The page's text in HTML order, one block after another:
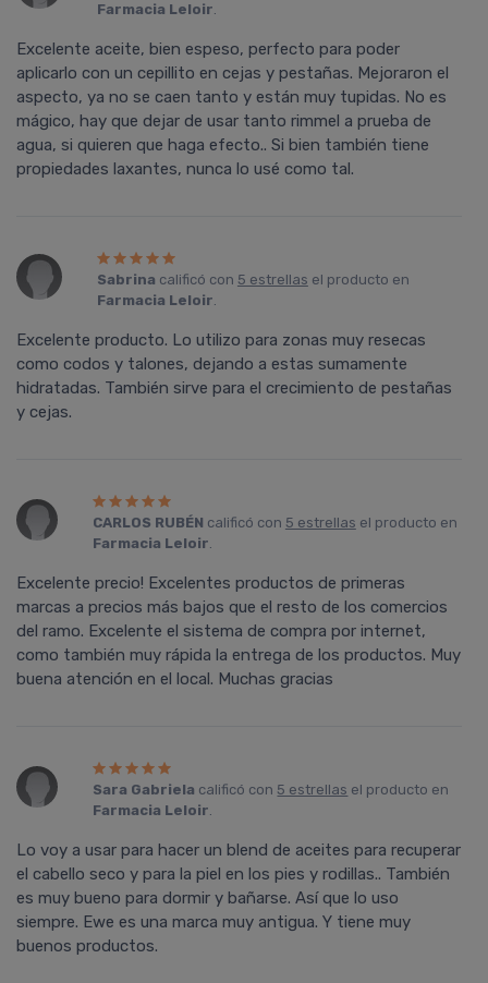
Farmacia Leloir.
Excelente aceite, bien espeso, perfecto para poder
aplicarlo con un cepillito en cejas y pestañas. Mejoraron el
aspecto, ya no se caen tanto y están muy tupidas. No es
mágico, hay que dejar de usar tanto rimmel a prueba de
agua, si quieren que haga efecto.. Si bien también tiene
propiedades laxantes, nunca lo usé como tal.
Sabrina calificó con 5 estrellas el producto en
Farmacia Leloir.
Excelente producto. Lo utilizo para zonas muy resecas
como codos y talones, dejando a estas sumamente
hidratadas. También sirve para el crecimiento de pestañas
y cejas.
CARLOS RUBÉN calificó con 5 estrellas el producto en
Farmacia Leloir.
Excelente precio! Excelentes productos de primeras
marcas a precios más bajos que el resto de los comercios
del ramo. Excelente el sistema de compra por internet,
como también muy rápida la entrega de los productos. Muy
buena atención en el local. Muchas gracias
Sara Gabriela calificó con 5 estrellas el producto en
Farmacia Leloir.
Lo voy a usar para hacer un blend de aceites para recuperar
el cabello seco y para la piel en los pies y rodillas.. También
es muy bueno para dormir y bañarse. Así que lo uso
siempre. Ewe es una marca muy antigua. Y tiene muy
buenos productos.